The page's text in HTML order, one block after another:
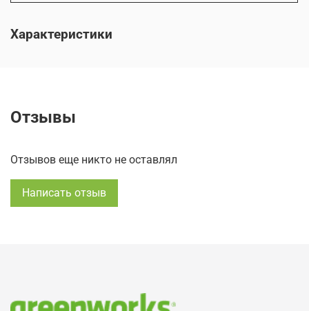
Характеристики
Отзывы
Отзывов еще никто не оставлял
Написать отзыв